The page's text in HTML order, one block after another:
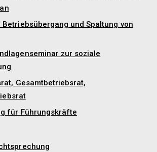
Betriebsübergang und Spaltung von
zur soziale
Gesamtbetriebsrat,
für Führungskräfte